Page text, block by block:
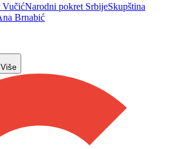
VučićNarodni pokret SrbijeSkupština
Brnabić
Više